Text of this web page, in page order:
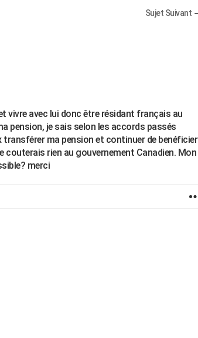
Sujet Suivant
vivre avec lui donc être résidant français au
pension, je sais selon les accords passés
transférer ma pension et continuer de benéficier
couterais rien au gouvernement Canadien. Mon
merci